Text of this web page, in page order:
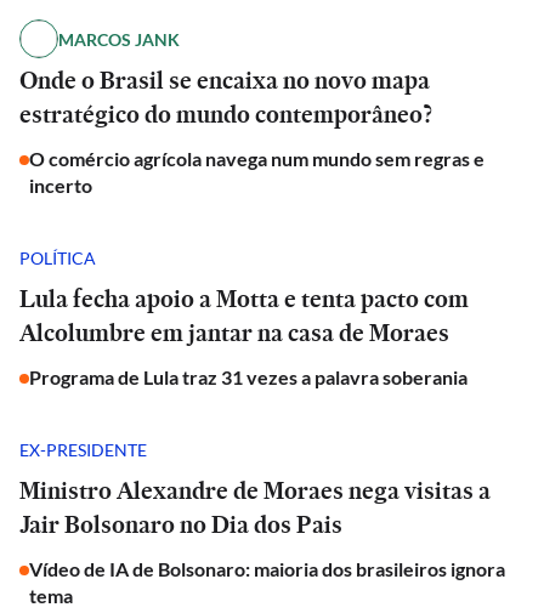
MARCOS JANK
Onde o Brasil se encaixa no novo mapa
estratégico do mundo contemporâneo?
O comércio agrícola navega num mundo sem regras e
incerto
POLÍTICA
Lula fecha apoio a Motta e tenta pacto com
Alcolumbre em jantar na casa de Moraes
Programa de Lula traz 31 vezes a palavra soberania
EX-PRESIDENTE
Ministro Alexandre de Moraes nega visitas a
Jair Bolsonaro no Dia dos Pais
Vídeo de IA de Bolsonaro: maioria dos brasileiros ignora
tema